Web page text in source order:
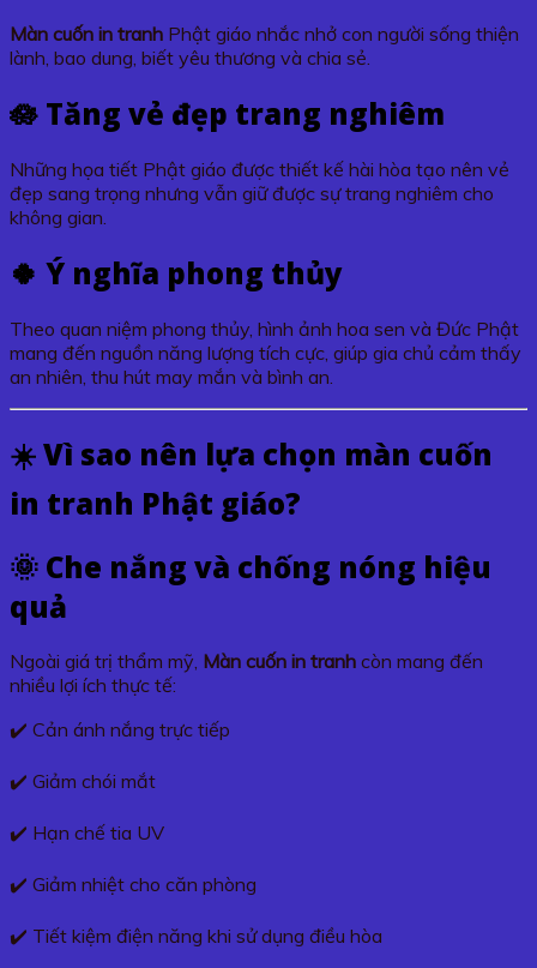
Màn cuốn in tranh Phật giáo nhắc nhở con người sống thiện
lành, bao dung, biết yêu thương và chia sẻ.
🪷 Tăng vẻ đẹp trang nghiêm
Những họa tiết Phật giáo được thiết kế hài hòa tạo nên vẻ
đẹp sang trọng nhưng vẫn giữ được sự trang nghiêm cho
không gian.
🍀 Ý nghĩa phong thủy
Theo quan niệm phong thủy, hình ảnh hoa sen và Đức Phật
mang đến nguồn năng lượng tích cực, giúp gia chủ cảm thấy
an nhiên, thu hút may mắn và bình an.
☀️ Vì sao nên lựa chọn màn cuốn
in tranh Phật giáo?
🌞 Che nắng và chống nóng hiệu
quả
Ngoài giá trị thẩm mỹ, Màn cuốn in tranh còn mang đến
nhiều lợi ích thực tế:
✔️ Cản ánh nắng trực tiếp
✔️ Giảm chói mắt
✔️ Hạn chế tia UV
✔️ Giảm nhiệt cho căn phòng
✔️ Tiết kiệm điện năng khi sử dụng điều hòa